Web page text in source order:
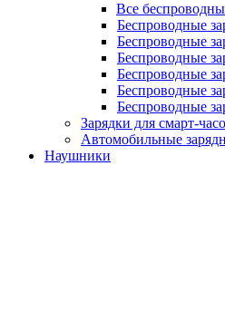
Все
Беспроводные
Беспроводные
Беспроводные
Беспроводные
Беспроводные
Беспроводные
Зарядки для смарт-
Автомобильные
Наушники